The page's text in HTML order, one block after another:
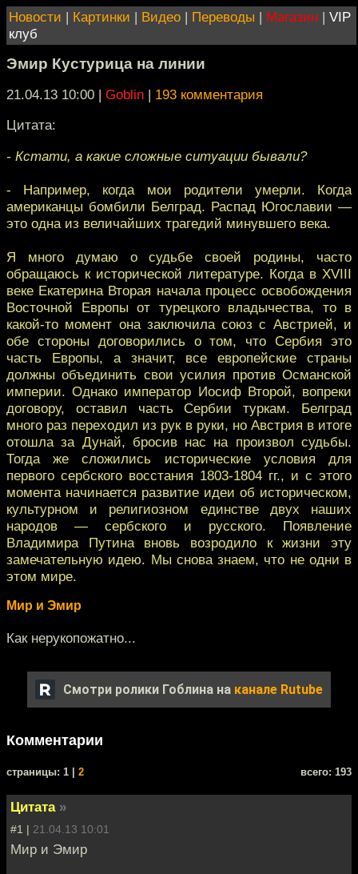
Новости | Картинки | Видео | Переводы | Магазин | VIP
клуб
Эмир Кустурица на линии
21.04.13 10:00 | Goblin | 193 комментария
Цитата:
- Кстати, а какие сложные ситуации бывали?
- Например, когда мои родители умерли. Когда
американцы бомбили Белград. Распад Югославии —
это одна из величайших трагедий минувшего века.
Я много думаю о судьбе своей родины, часто
обращаюсь к исторической литературе. Когда в XVIII
веке Екатерина Вторая начала процесс освобождения
Восточной Европы от турецкого владычества, то в
какой-то момент она заключила союз с Австрией, и
обе стороны договорились о том, что Сербия это
часть Европы, а значит, все европейские страны
должны объединить свои усилия против Османской
империи. Однако император Иосиф Второй, вопреки
договору, оставил часть Сербии туркам. Белград
много раз переходил из рук в руки, но Австрия в итоге
отошла за Дунай, бросив нас на произвол судьбы.
Тогда же сложились исторические условия для
первого сербского восстания 1803-1804 гг., и с этого
момента начинается развитие идеи об историческом,
культурном и религиозном единстве двух наших
народов — сербского и русского. Появление
Владимира Путина вновь возродило к жизни эту
замечательную идею. Мы снова знаем, что не одни в
этом мире.
Мир и Эмир
Как нерукопожатно...
Смотри ролики Гоблина на канале Rutube
Комментарии
cтраницы: 1 | 2 всего: 193
Цитата »
#1 | 21.04.13 10:01
Мир и Эмир